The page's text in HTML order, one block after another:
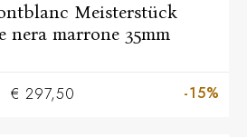
Meisterstück
nera marrone 35mm
€ 297,50 -15%